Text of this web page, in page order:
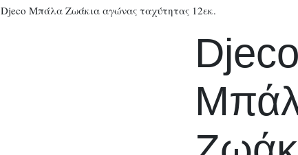
Djeco Μπάλα Ζωάκια αγώνας ταχύτητας 12εκ.
Djeco